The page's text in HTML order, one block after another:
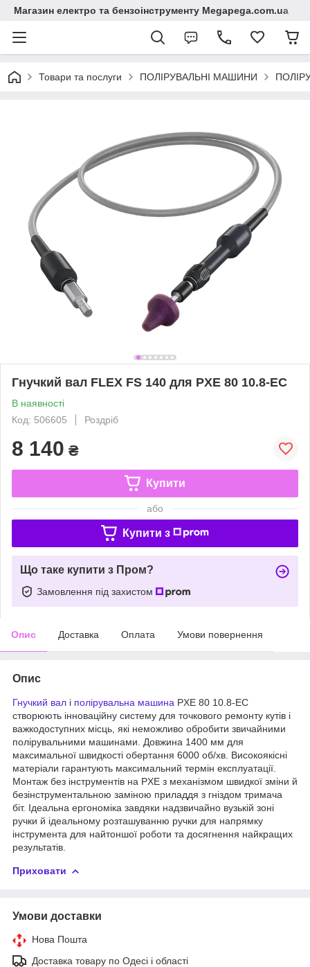
Магазин електро та бензоінструменту Megapega.com.ua
Товари та послуги ПОЛІРУВАЛЬНІ МАШИНИ
Гнучкий вал FLEX FS 140 для PXE 80 10.8-EC
В наявності
Код: 506605
Роздріб
8 140 ₴
Купити
або
Купити з
Що таке купити з Пром?
Замовлення під захистом
Опис Доставка Оплата Умови повернення
Опис
Гнучкий вал і полірувальна машина PXE 80 10.8-EC
створюють інноваційну систему для точкового ремонту кутів і
важкодоступних місць, які неможливо обробити звичайними
полірувальними машинами. Довжина 1400 мм для
максимальної швидкості обертання 6000 об/хв. Високоякісні
матеріали гарантують максимальний термін експлуатації.
Монтаж без інструментів на PXE з механізмом швидкої зміни й
безінструментальною заміною приладдя з гніздом тримача
біт. Ідеальна ергономіка завдяки надзвичайно вузькій зоні
ручки й ідеальному розташуванню ручки для напрямку
інструмента для найтоншої роботи та досягнення найкращих
результатів.
Приховати
Умови доставки
Нова Пошта
Доставка товару по Одесі і області